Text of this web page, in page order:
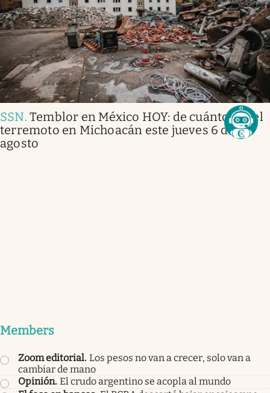
SSN.Temblor en México HOY: de cuánto fue el
terremoto en Michoacán este jueves 6 de
agosto
Members
Zoom editorial. Los pesos no van a crecer, solo van a
cambiar de mano
Opinión. El crudo argentino se acopla al mundo